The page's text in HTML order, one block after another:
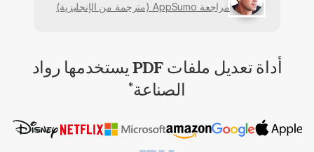
مراجعة AppSumo (مترجمة من الإنجليزية)
أداة تعديل ملفات PDF يستخدمها رواد
الصناعة*